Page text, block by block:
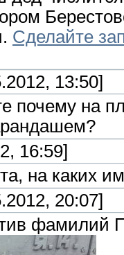
Сделайте
13:50]
почему на
16:59]
на каких
20:07]
фамилий